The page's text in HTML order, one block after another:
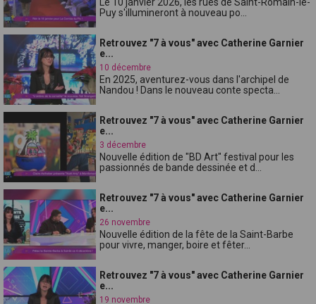
Puy s'illumineront à nouveau po...
Retrouvez "7 à vous" avec Catherine Garnier
e...
10 décembre
En 2025, aventurez-vous dans l'archipel de
Nandou ! Dans le nouveau conte specta...
Retrouvez "7 à vous" avec Catherine Garnier
e...
3 décembre
Nouvelle édition de "BD Art" festival pour les
passionnés de bande dessinée et d...
Retrouvez "7 à vous" avec Catherine Garnier
e...
26 novembre
Nouvelle édition de la fête de la Saint-Barbe
pour vivre, manger, boire et fêter...
Retrouvez "7 à vous" avec Catherine Garnier
e...
19 novembre